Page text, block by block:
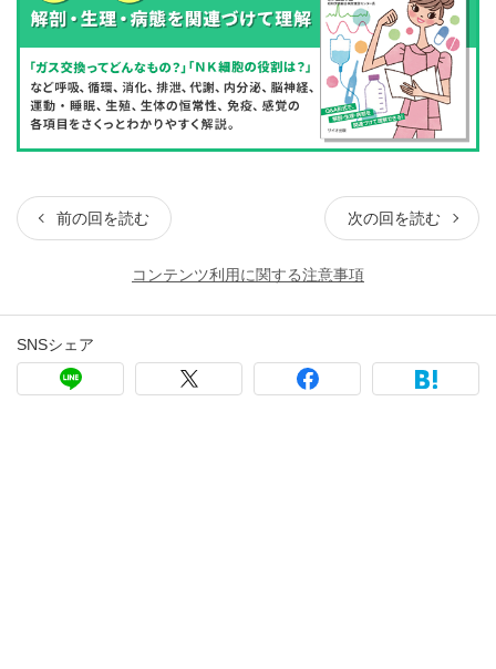
前の回を読む 次の回を読む
コンテンツ利用に関する注意事項
SNSシェア